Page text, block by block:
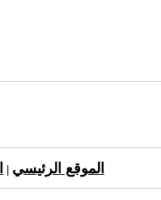
الموقع الرئيسي